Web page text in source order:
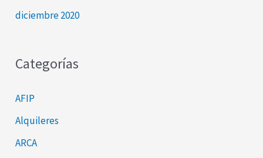
diciembre 2020
Categorías
AFIP
Alquileres
ARCA